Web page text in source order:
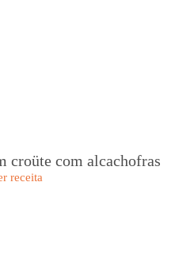
croüte com alcachofras
receita